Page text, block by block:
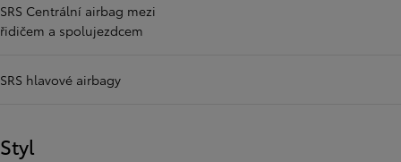
SRS Centrální airbag mezi
řidičem a spolujezdcem
SRS hlavové airbagy
Styl